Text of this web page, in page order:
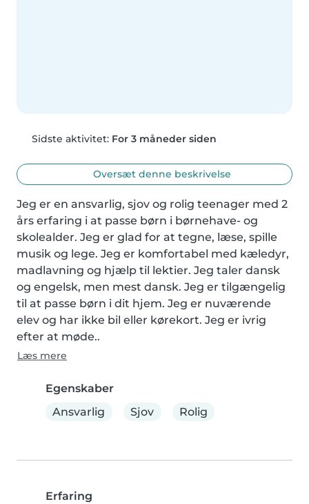
Sidste aktivitet: For 3 måneder siden
Oversæt denne beskrivelse
Jeg er en ansvarlig, sjov og rolig teenager med 2
års erfaring i at passe børn i børnehave- og
skolealder. Jeg er glad for at tegne, læse, spille
musik og lege. Jeg er komfortabel med kæledyr,
madlavning og hjælp til lektier. Jeg taler dansk
og engelsk, men mest dansk. Jeg er tilgængelig
til at passe børn i dit hjem. Jeg er nuværende
elev og har ikke bil eller kørekort. Jeg er ivrig
efter at møde..
Læs mere
Egenskaber
Ansvarlig
Sjov Rolig
Erfaring